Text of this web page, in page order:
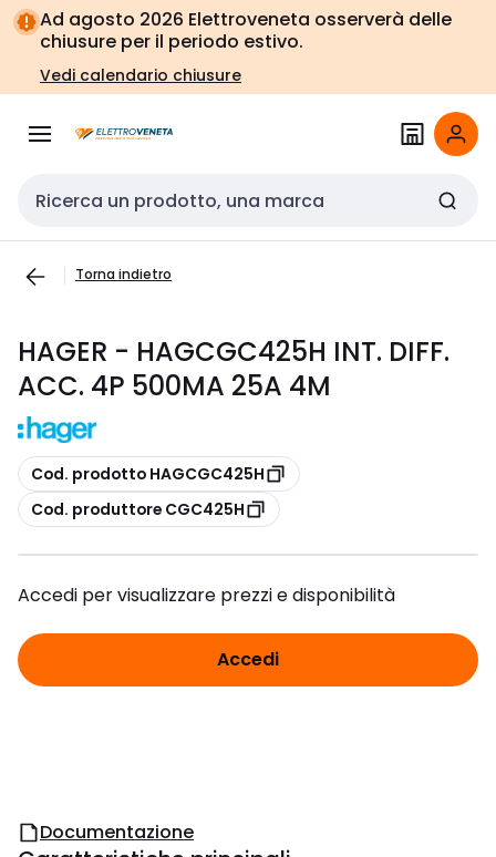
Vai alla
navigazione
Vai
alla
pagina
Ad agosto 2026 Elettroveneta osserverà delle
chiusure per il periodo estivo.
Vedi calendario chiusure
Cerca input
Torna indietro
HAGER - HAGCGC425H INT. DIFF.
ACC. 4P 500MA 25A 4M
copia
Cod. prodotto HAGCGC425H
copia
Cod. produttore CGC425H
Accedi per visualizzare prezzi e disponibilità
Accedi
Documentazione